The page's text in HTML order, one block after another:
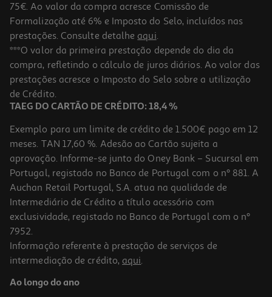
75€. Ao valor da compra acresce Comissão de
Formalização até 6% e Imposto do Selo, incluídos nas
prestações. Consulte detalhe aqui.
***O valor da primeira prestação depende do dia da
compra, refletindo o cálculo de juros diários. Ao valor das
prestações acresce o Imposto do Selo sobre a utilização
de Crédito.
TAEG DO CARTÃO DE CRÉDITO: 18,4 %
Exemplo para um limite de crédito de 1.500€ pago em 12
meses. TAN 17,60 %. Adesão ao Cartão sujeita a
aprovação. Informe-se junto do Oney Bank – Sucursal em
Portugal, registado no Banco de Portugal com o nº 881. A
Auchan Retail Portugal, S.A. atua na qualidade de
Intermediário de Crédito a título acessório com
exclusividade, registado no Banco de Portugal com o nº
7952.
Informação referente à prestação de serviços de
intermediação de crédito, aqui.
Ao longo do ano